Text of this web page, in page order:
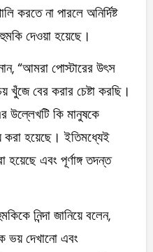
করতে না পারলে অনির্দিষ্ট
দেওয়া হয়েছে।
“আমরা পোস্টারের উৎস
খুঁজে বের করার চেষ্টা করছি।
কি মানুষকে
হয়েছে। ইতিমধ্যেই
হয়েছে এবং পূর্ণাঙ্গ তদন্ত
নিন্দা জানিয়ে বলেন,
ভয় দেখানো এবং